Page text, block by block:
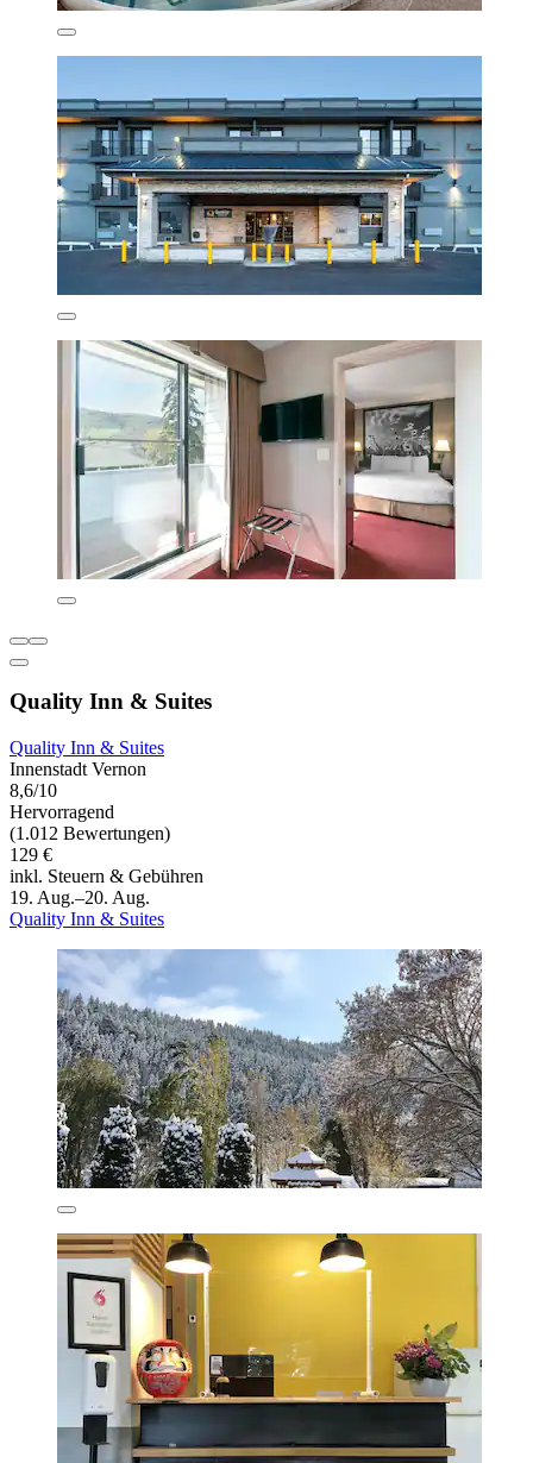
Quality Inn & Suites
Quality Inn & Suites
Innenstadt Vernon
8,6/10
Hervorragend
(1.012 Bewertungen)
129 €
inkl. Steuern & Gebühren
19. Aug.–20. Aug.
Quality Inn & Suites